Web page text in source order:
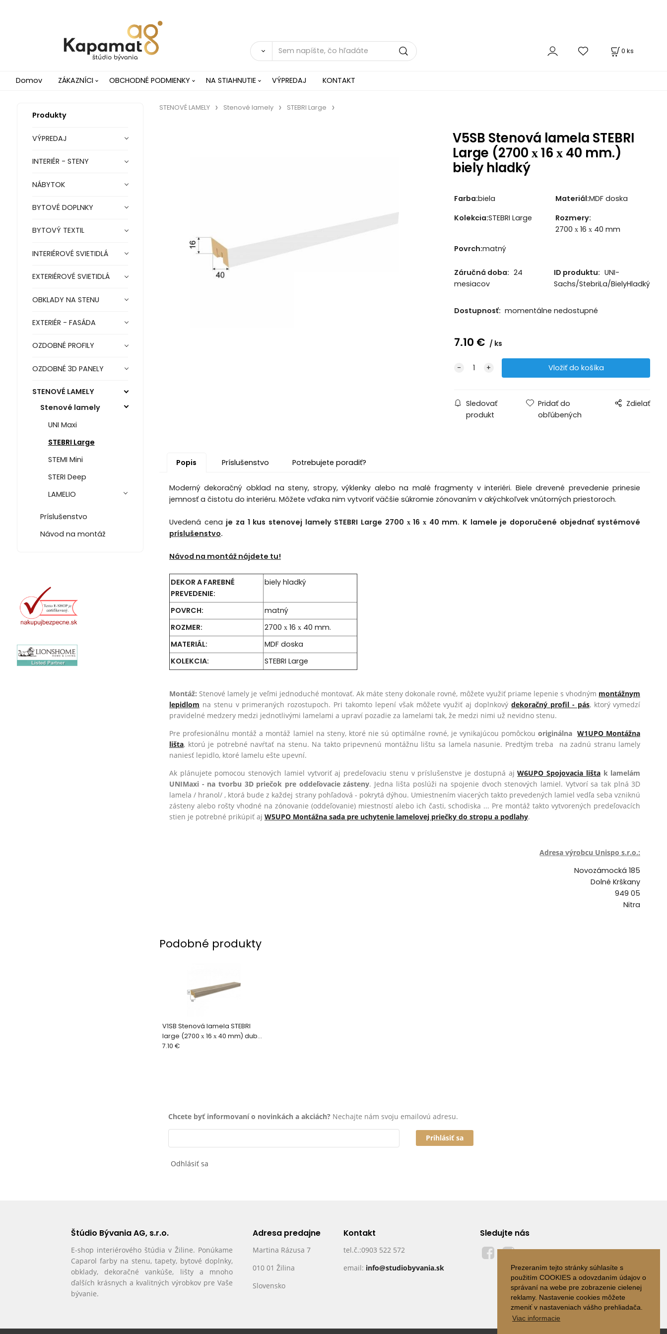
Prezeraním tejto stránky súhlasíte s
použitím COOKIES a odovzdaním údajov o
správaní na webe pre zobrazenie cielenej
reklamy. Nastavenie cookies môžete
zmeniť v nastaveniach vášho prehliadača.
Viac informacie
0 ks
Domov ZÁKAZNÍCI OBCHODNÉ PODMIENKY NA STIAHNUTIE VÝPREDAJ KONTAKT
Produkty
VÝPREDAJ
INTERIÉR - STENY
NÁBYTOK
BYTOVÉ DOPLNKY
BYTOVÝ TEXTIL
INTERIÉROVÉ SVIETIDLÁ
EXTERIÉROVÉ SVIETIDLÁ
OBKLADY NA STENU
EXTERIÉR - FASÁDA
OZDOBNÉ PROFILY
OZDOBNÉ 3D PANELY
STENOVÉ LAMELY
Stenové lamely
UNI Maxi
STEBRI Large
STEMI Mini
STERI Deep
LAMELIO
Príslušenstvo
Návod na montáž
STENOVÉ LAMELY Stenové lamely STEBRI Large
V5SB Stenová lamela STEBRI
Large (2700 х 16 х 40 mm.)
biely hladký
Farba:biela Materiál:MDF doska
Kolekcia:STEBRI Large
Rozmery:
2700 х 16 х 40 mm
Povrch:matný
Záručná doba: 24
mesiacov
ID produktu: UNI-
Sachs/StebriLa/BielyHladký
Dostupnosť: momentálne nedostupné
7.10 € ks
Sledovať
produkt
Pridať do
obľúbených
Zdielať
Popis Príslušenstvo Potrebujete poradiť?
Moderný dekoračný obklad na steny, stropy, výklenky alebo na malé fragmenty v interiéri. Biele drevené prevedenie prinesie
jemnosť a čistotu do interiéru. Môžete vďaka nim vytvoriť väčšie súkromie zónovaním v akýchkoľvek vnútorných priestoroch.
Uvedená cena je za 1 kus stenovej lamely STEBRI Large 2700 х 16 х 40 mm. K lamele je doporučené objednať systémové
príslušenstvo.
Návod na montáž nájdete tu!
DEKOR A FAREBNÉ
PREVEDENIE:
biely hladký
POVRCH:
matný
ROZMER:
2700 х 16 х 40 mm.
MATERIÁL:
MDF doska
KOLEKCIA:
STEBRI Large
Montáž: Stenové lamely je veľmi jednoduché montovať. Ak máte steny dokonale rovné, môžete využiť priame lepenie s vhodným montážnym
lepidlom na stenu v primeraných rozostupoch. Pri takomto lepení však môžete využiť aj doplnkovýdekoračný profil - pás, ktorý vymedzí
pravidelné medzery medzi jednotlivými lamelami a upraví pozadie za lamelami tak, že medzi nimi už nevidno stenu.
Pre profesionálnu montáž a montáž lamiel na steny, ktoré nie sú optimálne rovné, je vynikajúcou pomôckouoriginálnaW1UPO Montážna
lišta, ktorú je potrebné navŕtať na stenu. Na takto pripevnenú montážnu lištu sa lamela nasunie. Predtým treba na zadnú stranu lamely
naniesť lepidlo, ktoré lamelu ešte upevní.
Ak plánujete pomocou stenových lamiel vytvoriť aj predeľovaciu stenu v príslušenstve je dostupná ajW6UPO Spojovacia lištak lamelám
UNIMaxi - na tvorbu 3D priečok pre oddeľovacie zásteny. Jedna lišta poslúži na spojenie dvoch stenových lamiel. Vytvorí sa tak plná 3D
lamela / hranol/ , ktorá bude z každej strany pohľadová - pokrytá dýhou. Umiestnením viacerých takto prevedených lamiel vedľa seba vzniknú
zásteny alebo rošty vhodné na zónovanie (oddeľovanie) miestností alebo ich časti, schodiska ... Pre montáž takto vytvorených predeľovacích
stien je potrebné prikúpiť aj W5UPO Montážna sada pre uchytenie lamelovej priečky do stropu a podlahy.
Adresa výrobcu Unispo s.r.o.:
Novozámocká 185
Dolné Krškany
949 05
Nitra
Podobné produkty
V1SB Stenová lamela STEBRI
large (2700 х 16 х 40 mm) dub
vintage
7.10 €
Chcete byť informovaní o novinkách a akciách? Nechajte nám svoju emailovú adresu.
Prihlásiť sa
Odhlásiť sa
Štúdio Bývania AG, s.r.o.
E-shop interiérového štúdia v Žiline. Ponúkame
Caparol farby na stenu, tapety, bytové doplnky,
obklady, dekoračné vankúše, lišty a mnoho
ďalších krásnych a kvalitných výrobkov pre Vaše
bývanie.
Adresa predajne
Martina Rázusa 7
010 01 Žilina
Slovensko
Kontakt
tel.č.:0903 522 572
email: info@studiobyvania.sk
Sledujte nás